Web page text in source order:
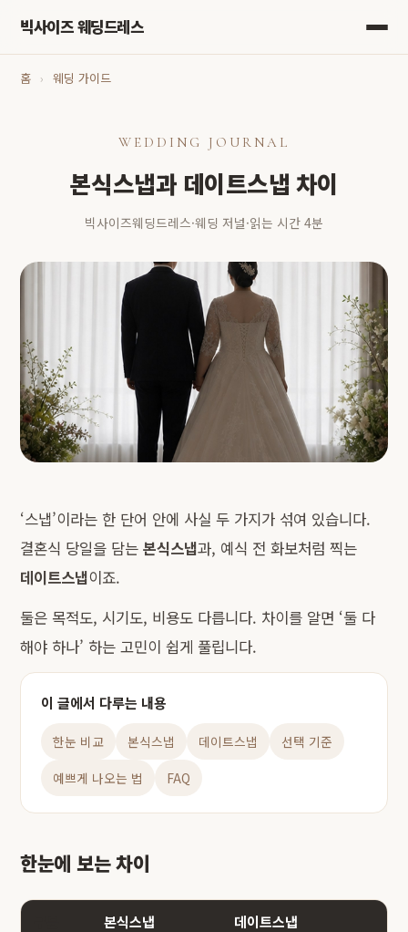
빅사이즈 웨딩드레스
홈 › 웨딩 가이드
WEDDING JOURNAL
본식스냅과 데이트스냅 차이
빅사이즈웨딩드레스·웨딩 저널·읽는 시간 4분
‘스냅’이라는 한 단어 안에 사실 두 가지가 섞여 있습니다.
결혼식 당일을 담는 본식스냅과, 예식 전 화보처럼 찍는
데이트스냅이죠.
둘은 목적도, 시기도, 비용도 다릅니다. 차이를 알면 ‘둘 다
해야 하나’ 하는 고민이 쉽게 풀립니다.
이 글에서 다루는 내용
한눈 비교 본식스냅 데이트스냅
선택 기준
예쁘게 나오는 법
FAQ
한눈에 보는 차이
본식스냅 데이트스냅